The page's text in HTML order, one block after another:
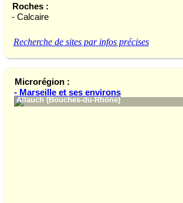
Roches :
- Calcaire
Recherche de sites par infos précises
Microrégion :
- Marseille et ses environs
Allauch (Bouches-du-Rhône)